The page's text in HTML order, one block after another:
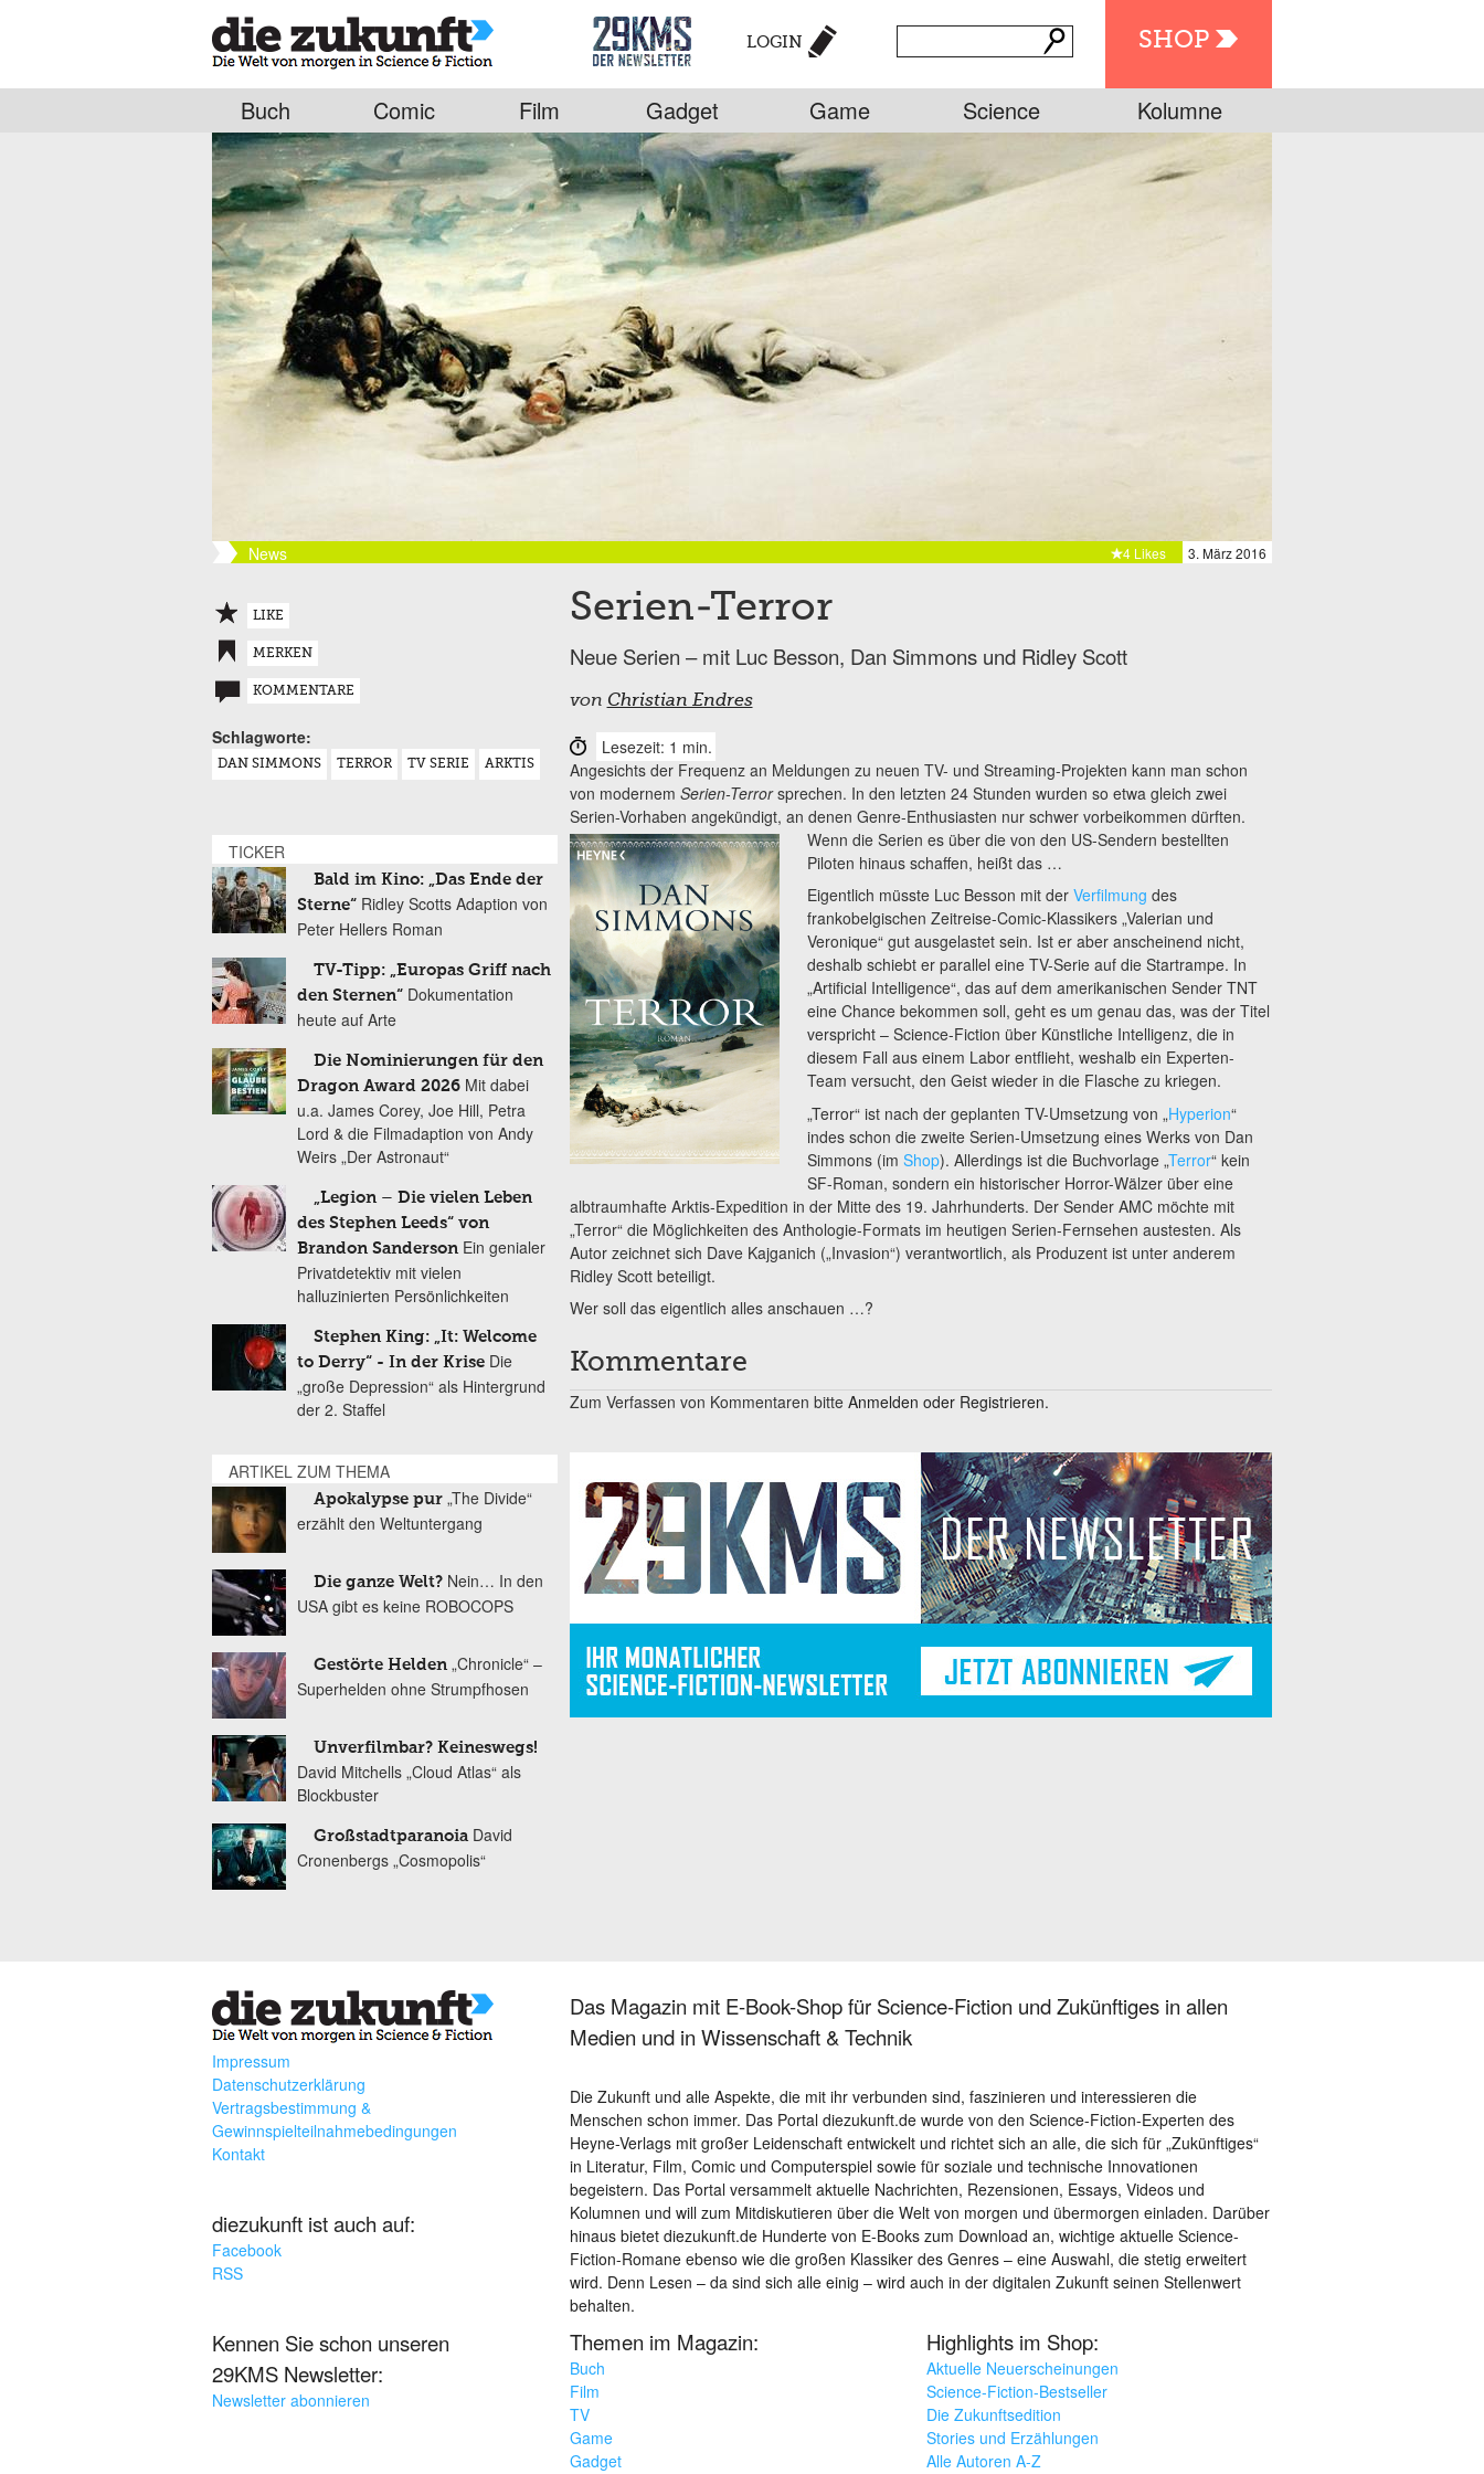
SHOP
LOGIN
Buch Comic Film Gadget Game Science Kolumne
News 3. März 2016
4 Likes
Serien-Terror
Neue Serien – mit Luc Besson, Dan Simmons und Ridley Scott
von Christian Endres
Lesezeit: 1 min.
Angesichts der Frequenz an Meldungen zu neuen TV- und Streaming-Projekten kann man schon
von modernem Serien-Terrorsprechen. In den letzten 24 Stunden wurden so etwa gleich zwei
Serien-Vorhaben angekündigt, an denen Genre-Enthusiasten nur schwer vorbeikommen dürften.
Wenn die Serien es über die von den US-Sendern bestellten
Piloten hinaus schaffen, heißt das …
Eigentlich müsste Luc Besson mit derVerfilmung des
frankobelgischen Zeitreise-Comic-Klassikers „Valerian und
Veronique“ gut ausgelastet sein. Ist er aber anscheinend nicht,
deshalb schiebt er parallel eine TV-Serie auf die Startrampe. In
„Artificial Intelligence“, das auf dem amerikanischen Sender TNT
eine Chance bekommen soll, geht es um genau das, was der Titel
verspricht – Science-Fiction über Künstliche Intelligenz, die in
diesem Fall aus einem Labor entflieht, weshalb ein Experten-
Team versucht, den Geist wieder in die Flasche zu kriegen.
„Terror“ ist nach der geplanten TV-Umsetzung von „Hyperion“
indes schon die zweite Serien-Umsetzung eines Werks von Dan
Simmons (imShop). Allerdings ist die Buchvorlage „Terror“ kein
SF-Roman, sondern ein historischer Horror-Wälzer über eine
albtraumhafte Arktis-Expedition in der Mitte des 19. Jahrhunderts. Der Sender AMC möchte mit
„Terror“ die Möglichkeiten des Anthologie-Formats im heutigen Serien-Fernsehen austesten. Als
Autor zeichnet sich Dave Kajganich („Invasion“) verantwortlich, als Produzent ist unter anderem
Ridley Scott beteiligt.
Wer soll das eigentlich alles anschauen …?
Kommentare
Zum Verfassen von Kommentaren bitte Anmelden oder Registrieren.
LIKE
MERKEN
KOMMENTARE
Schlagworte:
DAN SIMMONS TERROR TV SERIE ARKTIS
TICKER
Bald im Kino: „Das Ende der
Sterne“ Ridley Scotts Adaption von
Peter Hellers Roman
TV-Tipp: „Europas Griff nach
den Sternen“ Dokumentation
heute auf Arte
Die Nominierungen für den
Dragon Award 2026 Mit dabei
u.a. James Corey, Joe Hill, Petra
Lord & die Filmadaption von Andy
Weirs „Der Astronaut“
„Legion – Die vielen Leben
des Stephen Leeds“ von
Brandon Sanderson Ein genialer
Privatdetektiv mit vielen
halluzinierten Persönlichkeiten
Stephen King: „It: Welcome
to Derry“ - In der Krise Die
„große Depression“ als Hintergrund
der 2. Staffel
ARTIKEL ZUM THEMA
Apokalypse pur „The Divide“
erzählt den Weltuntergang
Die ganze Welt? Nein… In den
USA gibt es keine ROBOCOPS
Gestörte Helden „Chronicle“ –
Superhelden ohne Strumpfhosen
Unverfilmbar? Keineswegs!
David Mitchells „Cloud Atlas“ als
Blockbuster
Großstadtparanoia David
Cronenbergs „Cosmopolis“
Impressum
Datenschutzerklärung
Vertragsbestimmung &
Gewinnspielteilnahmebedingungen
Kontakt
diezukunft ist auch auf:
Facebook
RSS
Kennen Sie schon unseren
29KMS Newsletter:
Newsletter abonnieren
Das Magazin mit E-Book-Shop für Science-Fiction und Zukünftiges in allen
Medien und in Wissenschaft & Technik
Die Zukunft und alle Aspekte, die mit ihr verbunden sind, faszinieren und interessieren die
Menschen schon immer. Das Portal diezukunft.de wurde von den Science-Fiction-Experten des
Heyne-Verlags mit großer Leidenschaft entwickelt und richtet sich an alle, die sich für „Zukünftiges“
in Literatur, Film, Comic und Computerspiel sowie für soziale und technische Innovationen
begeistern. Das Portal versammelt aktuelle Nachrichten, Rezensionen, Essays, Videos und
Kolumnen und will zum Mitdiskutieren über die Welt von morgen und übermorgen einladen. Darüber
hinaus bietet diezukunft.de Hunderte von E-Books zum Download an, wichtige aktuelle Science-
Fiction-Romane ebenso wie die großen Klassiker des Genres – eine Auswahl, die stetig erweitert
wird. Denn Lesen – da sind sich alle einig – wird auch in der digitalen Zukunft seinen Stellenwert
behalten.
Themen im Magazin:
Buch
Film
TV
Game
Gadget
Highlights im Shop:
Aktuelle Neuerscheinungen
Science-Fiction-Bestseller
Die Zukunftsedition
Stories und Erzählungen
Alle Autoren A-Z